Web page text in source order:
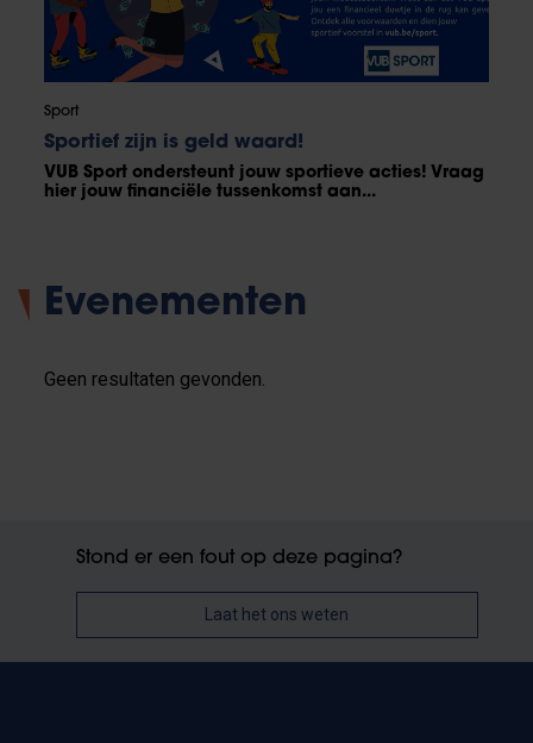
Sport
Sportief zijn is geld waard!
VUB Sport ondersteunt jouw sportieve acties! Vraag
hier jouw financiële tussenkomst aan...
Evenementen
Geen resultaten gevonden.
Stond er een fout op deze pagina?
Laat het ons weten